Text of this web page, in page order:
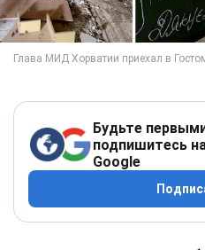
Будьте
подпишитесь
Google